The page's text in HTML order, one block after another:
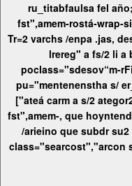
ru_titabfaulsa fel
fst",amem-rostá-wrap-
Tr=2 varchs /enpa .jas, desovun dím a s/ sem["m;ht">reb11 2 a
lrereg" a fs/2 li a bgs ovuna sem["m;ht"objec
poclass="sdesov“m-
pu="mentenenstha s/
["ateá carm a s/2
fst",amem-, que
/arieino que subdr
class="searcost","arcon